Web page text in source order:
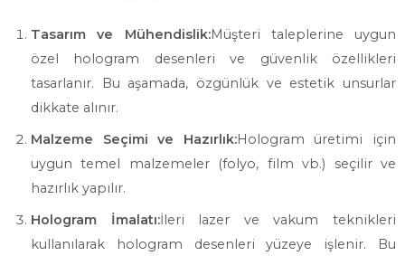
Tasarım ve Mühendislik:Müşteri taleplerine uygun
özel hologram desenleri ve güvenlik özellikleri
tasarlanır. Bu aşamada, özgünlük ve estetik unsurlar
dikkate alınır.
Malzeme Seçimi ve Hazırlık:Hologram üretimi için
uygun temel malzemeler (folyo, film vb.) seçilir ve
hazırlık yapılır.
Hologram İmalatı:İleri lazer ve vakum teknikleri
kullanılarak hologram desenleri yüzeye işlenir. Bu